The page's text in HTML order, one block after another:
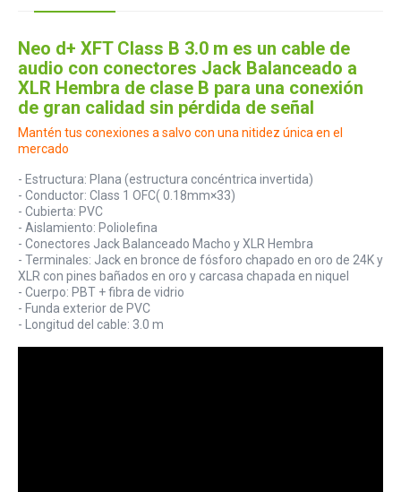
Neo d+ XFT Class B 3.0 m es un cable de
audio con conectores Jack Balanceado a
XLR Hembra de clase B para una conexión
de gran calidad sin pérdida de señal
Mantén tus conexiones a salvo con una nitidez única en el
mercado
- Estructura: Plana (estructura concéntrica invertida)
- Conductor: Class 1 OFC( 0.18mm×33)
- Cubierta: PVC
- Aislamiento: Poliolefina
- Conectores Jack Balanceado Macho y XLR Hembra
- Terminales: Jack en bronce de fósforo chapado en oro de 24K y
XLR con pines bañados en oro y carcasa chapada en niquel
- Cuerpo: PBT + fibra de vidrio
- Funda exterior de PVC
- Longitud del cable: 3.0 m